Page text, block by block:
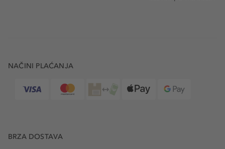
NAČINI PLAĆANJA
BRZA DOSTAVA